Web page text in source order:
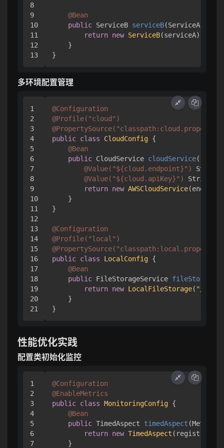
8
9
10
11
12
@Bean
public ServiceB serviceB(ServiceA
return new ServiceB(serviceA);
    }
多环境配置管理
1
2
3
4
5
6
7
8
9
10
11
12
13
14
15
16
17
18
19
20
@Configuration
@Profile("cloud")
public class CloudConfig {
@Bean
public CloudService cloudService(
@Value("${cloud.endpoint}")
String
@Value("${cloud.apiKey}")
String
return new AWSCloudService
    }
}
@Configuration
@Profile("local")
public class LocalConfig {
@Bean
public FileStorageService fileStorage
return new LocalFileStorage( "/tmp/
    }
性能优化实践
配置类初始化监控
1
2
3
4
5
6
7
@Configuration
@EnableMetrics
public class MonitoringConfig {
@Bean
public TimedAspect timedAspect
return new TimedAspect (registry);
    }